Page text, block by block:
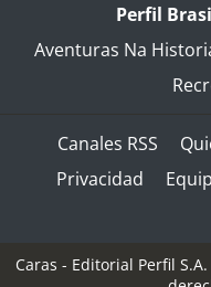
Perfil
Aventuras Na
Canales RSS
Privacidad
Caras - Editorial Perfil S.A.